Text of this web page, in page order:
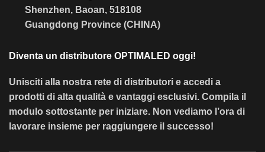
Shenzhen, Baoan, 518108
Guangdong Province (CHINA)
Diventa un distributore OPTIMALED oggi!
Unisciti alla nostra rete di distributori e accedi a
prodotti di alta qualità e vantaggi esclusivi. Compila il
modulo sottostante per iniziare. Non vediamo l’ora di
lavorare insieme per raggiungere il successo!